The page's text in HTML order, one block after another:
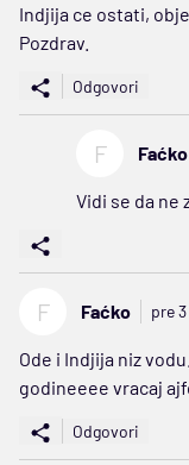
Indjija ce ostati,
Pozdrav.
Odgovori
F Faćko
Vidi se da ne
F Faćko pre
Ode i Indjija niz
godineeee vracaj
Odgovori